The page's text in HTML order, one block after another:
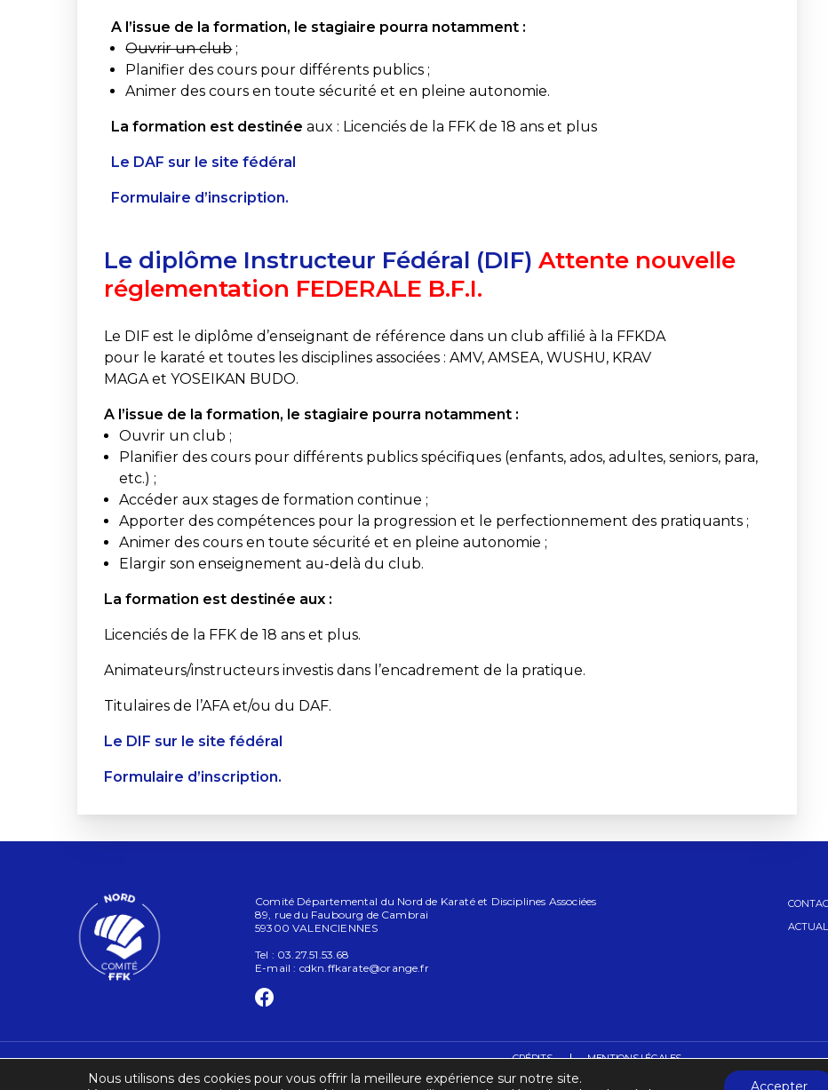
A l’issue de la formation, le stagiaire pourra notamment :
Ouvrir un club;
Planifier des cours pour différents publics ;
Animer des cours en toute sécurité et en pleine autonomie.
La formation est destinée aux : Licenciés de la FFK de 18 ans et plus
Le DAF sur le site fédéral
Formulaire d’inscription.
Le diplôme Instructeur Fédéral (DIF) Attente nouvelle
réglementation FEDERALE B.F.I.
Le DIF est le diplôme d’enseignant de référence dans un club affilié à la FFKDA
pour le karaté et toutes les disciplines associées : AMV, AMSEA, WUSHU, KRAV
MAGA et YOSEIKAN BUDO.
A l’issue de la formation, le stagiaire pourra notamment :
Ouvrir un club ;
Planifier des cours pour différents publics spécifiques (enfants, ados, adultes, seniors, para,
etc.) ;
Accéder aux stages de formation continue ;
Apporter des compétences pour la progression et le perfectionnement des pratiquants ;
Animer des cours en toute sécurité et en pleine autonomie ;
Elargir son enseignement au-delà du club.
La formation est destinée aux :
Licenciés de la FFK de 18 ans et plus.
Animateurs/instructeurs investis dans l’encadrement de la pratique.
Titulaires de l’AFA et/ou du DAF.
Le DIF sur le site fédéral
Formulaire d’inscription.
Comité Départemental du Nord de Karaté et Disciplines Associées
89, rue du Faubourg de Cambrai
59300 VALENCIENNES
Tel : 03.27.51.53.68
E-mail : cdkn.ffkarate@orange.fr
CRÉDITS MENTIONS LÉGALES
Nous utilisons des cookies pour vous offrir la meilleure expérience sur notre site.
Accepter